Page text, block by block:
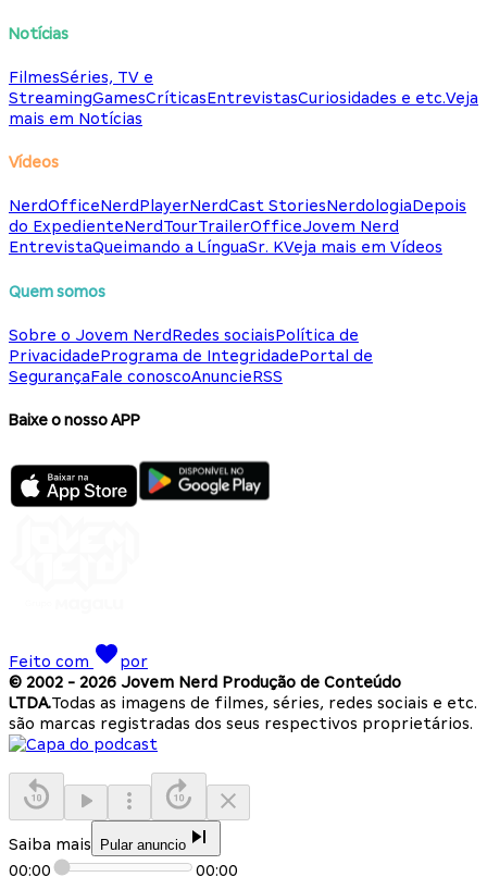
Notícias
FilmesSéries, TV e
StreamingGamesCríticasEntrevistasCuriosidades e etc.Veja
mais em Notícias
Vídeos
NerdOfficeNerdPlayerNerdCast StoriesNerdologiaDepois
do ExpedienteNerdTourTrailerOfficeJovem Nerd
EntrevistaQueimando a LínguaSr. KVeja mais em Vídeos
Quem somos
Sobre o Jovem NerdRedes sociaisPolítica de
PrivacidadePrograma de IntegridadePortal de
SegurançaFale conoscoAnuncieRSS
Baixe o nosso APP
Feito com
por
© 2002 - 2026 Jovem Nerd Produção de Conteúdo
LTDA.Todas as imagens de filmes, séries, redes sociais e etc.
são marcas registradas dos seus respectivos proprietários.
Saiba mais Pular anuncio
00:00 00:00